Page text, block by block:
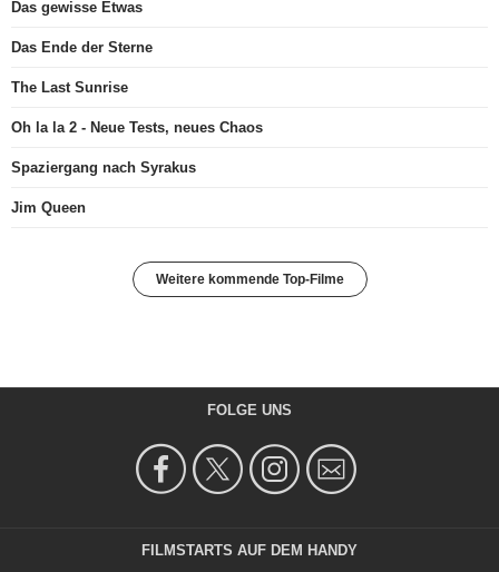
Das gewisse Etwas
Das Ende der Sterne
The Last Sunrise
Oh la la 2 - Neue Tests, neues Chaos
Spaziergang nach Syrakus
Jim Queen
Weitere kommende Top-Filme
FOLGE UNS
FILMSTARTS AUF DEM HANDY